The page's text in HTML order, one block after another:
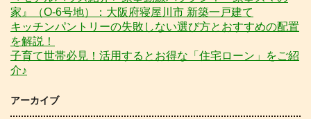
家』（O-6号地）：大阪府寝屋川市 新築一戸建て
キッチンパントリーの失敗しない選び方とおすすめの配置
を解説！
子育て世帯必見！活用するとお得な「住宅ローン」をご紹
介♪
アーカイブ